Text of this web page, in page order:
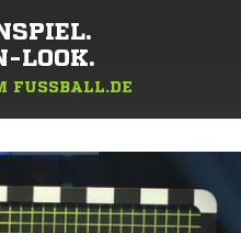
LOOK.
FUSSBALL.DE